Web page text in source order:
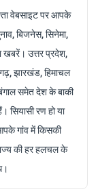
वेबसाइट पर आपके
बिजनेस, सिनेमा,
खबरें। उत्तर प्रदेश,
झारखंड, हिमाचल
समेत देश के बाकी
सियासी रण हो या
गांव में किसकी
की हर हलचल के